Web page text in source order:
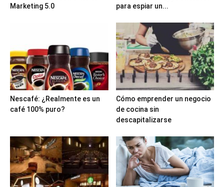
Marketing 5.0
para espiar un...
Nescafé: ¿Realmente es un
café 100% puro?
Cómo emprender un negocio
de cocina sin
descapitalizarse